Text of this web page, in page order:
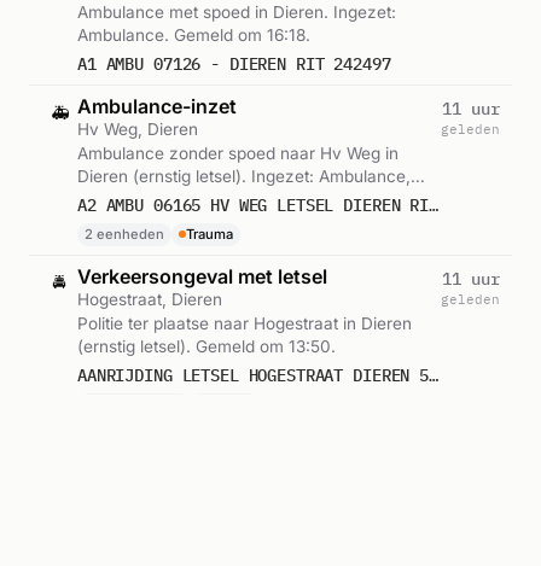
Ambulance met spoed in Dieren. Ingezet:
Ambulance. Gemeld om 16:18.
A1 AMBU 07126 - DIEREN RIT 242497
🚑 Ambulance-inzet
Hv Weg, Dieren
Ambulance zonder spoed naar Hv Weg in
Dieren (ernstig letsel). Ingezet: Ambulance,
Hulpverleningsvoertuig. Gemeld om 13:51.
A2 AMBU 06165 HV WEG LETSEL DIEREN RIT 242327
2 eenheden Trauma
11 uur
geleden
🚔 Verkeersongeval met letsel
Hogestraat, Dieren
Politie ter plaatse naar Hogestraat in Dieren
(ernstig letsel). Gemeld om 13:50.
AANRIJDING LETSEL HOGESTRAAT DIEREN 595766
11 uur
geleden